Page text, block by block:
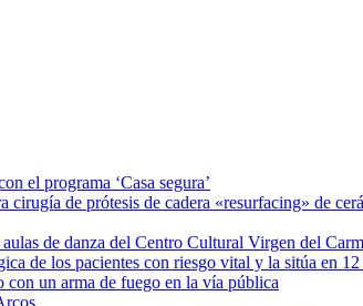
el programa ‘Casa segura’
de prótesis de cadera «resurfacing» de
de danza del Centro Cultural Virgen del
de los pacientes con riesgo vital y la sitúa en 12
un arma de fuego en la vía pública